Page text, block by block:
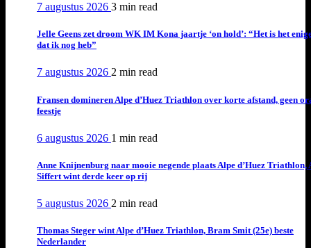
7 augustus 2026 3 min read
Jelle Geens zet droom WK IM Kona jaartje ‘on hold’: “Het is het
dat ik nog heb”
7 augustus 2026 2 min read
Fransen domineren Alpe d’Huez Triathlon over korte afstand, geen
feestje
6 augustus 2026 1 min read
Anne Knijnenburg naar mooie negende plaats Alpe d’Huez Triathlon,
Siffert wint derde keer op rij
5 augustus 2026 2 min read
Thomas Steger wint Alpe d’Huez Triathlon, Bram Smit (25e) beste
Nederlander